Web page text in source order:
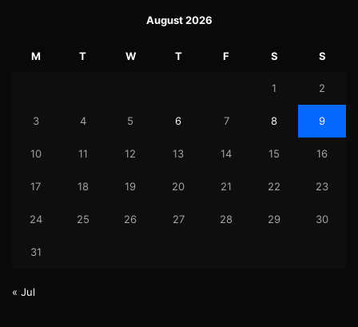
August 2026
M T W T F S S
1 2
3 4 5 6 7 8 9
10 11 12 13 14 15 16
17 18 19 20 21 22 23
24 25 26 27 28 29 30
31
« Jul